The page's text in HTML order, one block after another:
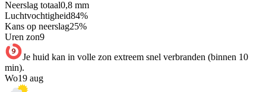
Neerslag totaal0,8 mm
Luchtvochtigheid84%
Kans op neerslag25%
Uren zon9
Je huid kan in volle zon extreem snel verbranden (binnen 10
min).
Wo19 aug